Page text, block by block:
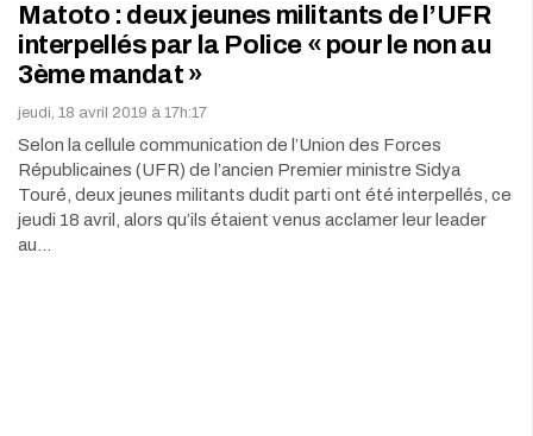
Matoto : deux jeunes militants de l’UFR
interpellés par la Police « pour le non au
3ème mandat »
jeudi, 18 avril 2019 à 17h:17
Selon la cellule communication de l’Union des Forces
Républicaines (UFR) de l’ancien Premier ministre Sidya
Touré, deux jeunes militants dudit parti ont été interpellés, ce
jeudi 18 avril, alors qu’ils étaient venus acclamer leur leader
au…